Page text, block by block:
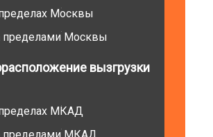
Москвы
пределами Москвы
вызгрузки
МКАД